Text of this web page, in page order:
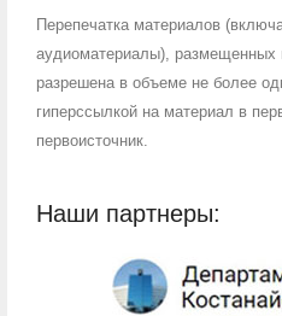
Перепечатка материалов
аудиоматериалы), размещенных
разрешена в объеме не более
гиперссылкой на материал в
первоисточник.
Наши партнеры: